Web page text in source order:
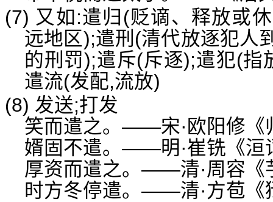
(7) 又如:遣归(贬谪、释放或
远地区);遣刑(清代放逐犯人
的刑罚);遣斥(斥逐);遣犯(指
遣流(发配,流放)
(8) 发送;打发
笑而遣之。——宋·欧阳修《
婿固不遣。——明·崔铣《洹
厚资而遣之。——清·周容《
时方冬停遣。——清·方苞《